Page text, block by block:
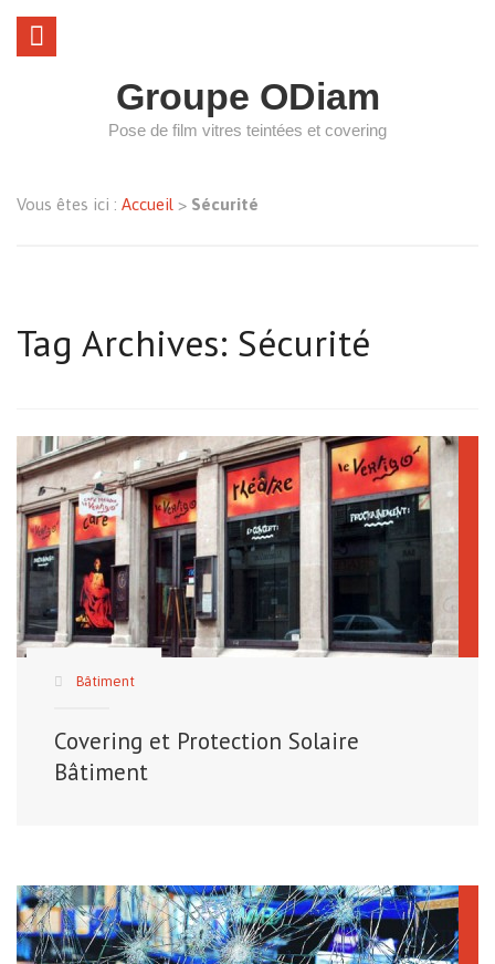
Groupe ODiam
Pose de film vitres teintées et covering
Vous êtes ici : Accueil > Sécurité
Tag Archives: Sécurité
Bâtiment
Covering et Protection Solaire
Bâtiment